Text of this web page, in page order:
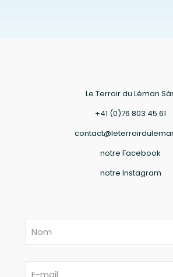
Le Terroir du Léman
+41 (0)76 803 45 61
notre Facebook
notre Instagram